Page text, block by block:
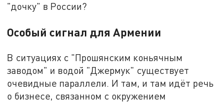
"дочку" в России?
Особый сигнал для Армении
В ситуациях с "Прошянским коньячным
заводом" и водой "Джермук" существует
очевидные параллели. И там, и там идёт речь
о бизнесе, связанном с окружением